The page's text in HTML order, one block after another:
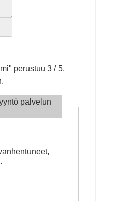
" perustuu 3 / 5,
palvelun